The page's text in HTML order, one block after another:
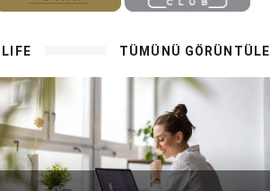
TÜMÜNÜ GÖRÜNTÜLE